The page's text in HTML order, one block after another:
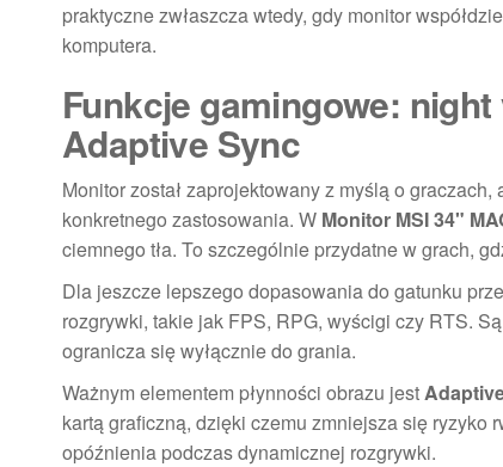
praktyczne zwłaszcza wtedy, gdy monitor
komputera.
Funkcje gamingowe:
Adaptive Sync
Monitor został zaprojektowany z myślą o
konkretnego zastosowania. W Monitor MSI 34"
ciemnego tła. To szczególnie przydatne w grach,
Dla jeszcze lepszego dopasowania do gatunku
rozgrywki, takie jak FPS, RPG, wyścigi czy RTS.
ogranicza się wyłącznie do grania.
Ważnym elementem płynności obrazu jest
kartą graficzną, dzięki czemu zmniejsza się
opóźnienia podczas dynamicznej rozgrywki.